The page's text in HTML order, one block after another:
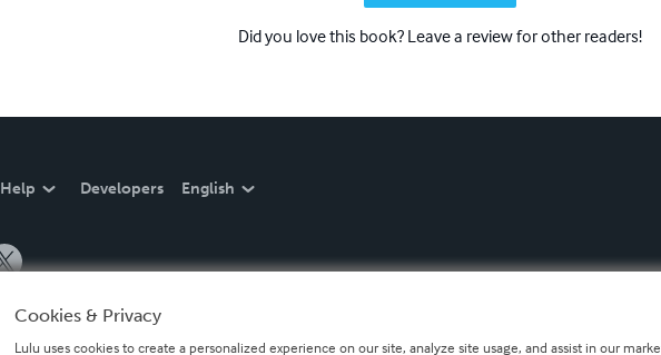
Did you love this book? Leave a review for other readers!
Help Developers English
Cookies & Privacy
Lulu uses cookies to create a personalized experience on our site, analyze site usage, and assist in our